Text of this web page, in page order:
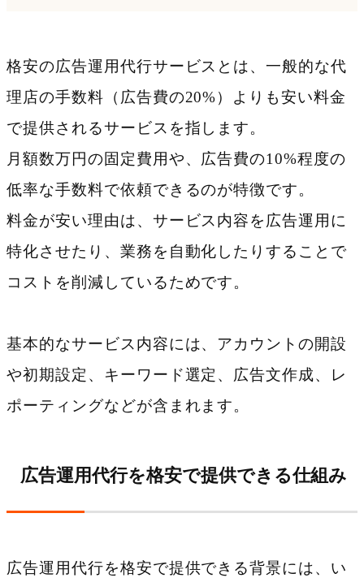
会社
10. Google・Yahoo!のW認定パート
ナーで信頼性が高い会社
6 格安の広告運用代行に関するよくある
質問
6.1Q. 格安の広告運用代行でも本当に成
果は出ますか？
社では何が違いますか？
6.3Q. 広告費は最低いくらから依頼可能
ですか？
格安の広告運用代行サービスとは、一般的な代
理店の手数料（広告費の20%）よりも安い料金
で提供されるサービスを指します。
月額数万円の固定費用や、広告費の10%程度の
低率な手数料で依頼できるのが特徴です。
料金が安い理由は、サービス内容を広告運用に
特化させたり、業務を自動化したりすることで
コストを削減しているためです。
基本的なサービス内容には、アカウントの開設
や初期設定、キーワード選定、広告文作成、レ
ポーティングなどが含まれます。
広告運用代行を格安で提供できる仕組み
広告運用代行を格安で提供できる背景には、い